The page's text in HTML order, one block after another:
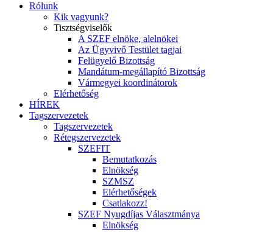
Rólunk
Kik vagyunk?
Tisztségviselők
A SZEF elnöke, alelnökei
Az Ügyvivő Testület tagjai
Felügyelő Bizottság
Mandátum-megállapító Bizottság
Vármegyei koordinátorok
Elérhetőség
HÍREK
Tagszervezetek
Tagszervezetek
Rétegszervezetek
SZEFIT
Bemutatkozás
Elnökség
SZMSZ
Elérhetőségek
Csatlakozz!
SZEF Nyugdíjas Választmánya
Elnökség